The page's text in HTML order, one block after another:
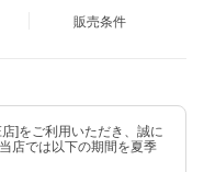
販売条件
]をご利用いただき、誠に
店では以下の期間を夏季